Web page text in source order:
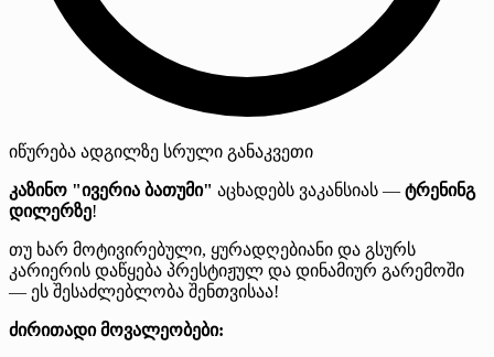
იწურება ადგილზე სრული განაკვეთი
კაზინო "ივერია ბათუმი" აცხადებს ვაკანსიას — ტრენინგ
დილერზე!
თუ ხარ მოტივირებული, ყურადღებიანი და გსურს
კარიერის დაწყება პრესტიჟულ და დინამიურ გარემოში
— ეს შესაძლებლობა შენთვისაა!
ძირითადი მოვალეობები: